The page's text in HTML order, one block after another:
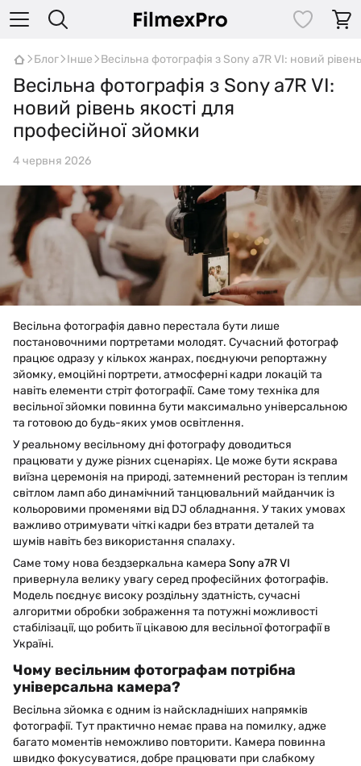
Блог Інше Весільна фотографія з Sony a7R VI: новий
Весільна фотографія з Sony a7R VI:
новий рівень якості для
професійної зйомки
4 червня 2026
Весільна фотографія давно перестала бути лише
постановочними портретами молодят. Сучасний фотограф
працює одразу у кількох жанрах, поєднуючи репортажну
зйомку, емоційні портрети, атмосферні кадри локацій та
навіть елементи стріт фотографії. Саме тому техніка для
весільної зйомки повинна бути максимально універсальною
та готовою до будь-яких умов освітлення.
У реальному весільному дні фотографу доводиться
працювати у дуже різних сценаріях. Це може бути яскрава
виїзна церемонія на природі, затемнений ресторан із теплим
світлом ламп або динамічний танцювальний майданчик із
кольоровими променями від DJ обладнання. У таких умовах
важливо отримувати чіткі кадри без втрати деталей та
шумів навіть без використання спалаху.
Саме тому нова бездзеркальна камера Sony a7R VI
привернула велику увагу серед професійних фотографів.
Модель поєднує високу роздільну здатність, сучасні
алгоритми обробки зображення та потужні можливості
стабілізації, що робить її цікавою для весільної фотографії в
Україні.
Чому весільним фотографам потрібна
універсальна камера?
Весільна зйомка є одним із найскладніших напрямків
фотографії. Тут практично немає права на помилку, адже
багато моментів неможливо повторити. Камера повинна
швидко фокусуватися, добре працювати при слабкому